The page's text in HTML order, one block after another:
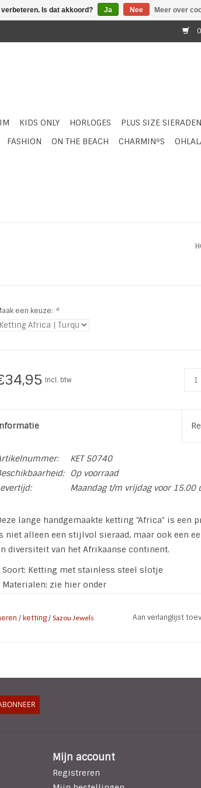
KIDS ONLY HORLOGES PLUS SIZE SIERADEN
FASHION ON THE BEACH CHARMIN*S
een keuze: *
Incl. btw
KET 50740
Op voorraad
Maandag t/m vrijdag voor
lange handgemaakte ketting "Africa" is een
niet alleen een stijlvol sieraad, maar ook een
diversiteit van het Afrikaanse continent.
Soort: Ketting met stainless steel slotje
Materialen: zie hier onder
Grootte kralen: 8 mm
tinten en aardse uitstraling, de unieke
wordt toegekend.
Bone: Voor een natuurlijke, authentieke
Stainless Steel: biedt een moderne en
/ ketting/ Sazou Jewels Aan verlanglijst
Mijn account
Registreren
Is dat akkoord? Ja Nee Meer over